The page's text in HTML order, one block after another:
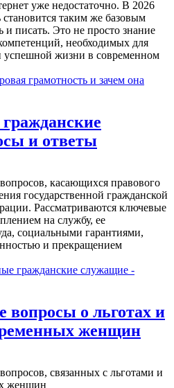
уже недостаточно. В 2026
таким же базовым
и писать. Это не просто знание
необходимых для
успешной жизни в современном
грамотность и зачем она
и ответы
касающихся правового
государственной гражданской
Рассматриваются ключевые
на службу, ее
социальными гарантиями,
и прекращением
гражданские служащие -
вопросы о льготах и
женщин
связанных c льготами и
женщин